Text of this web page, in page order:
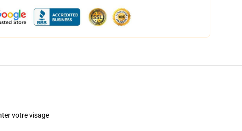
votre visage